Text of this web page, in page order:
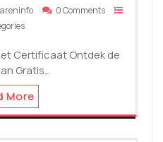
0 Comments
Certificaat Ontdek de
Gratis…
More